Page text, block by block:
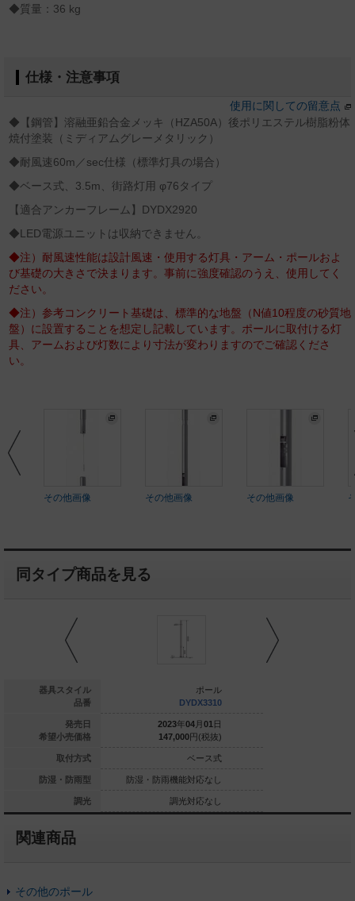
◆質量：36 kg
仕様・注意事項
使用に関しての留意点
◆【鋼管】溶融亜鉛合金メッキ（HZA50A）後ポリエステル樹脂粉体
焼付塗装（ミディアムグレーメタリック）
◆耐風速60m／sec仕様（標準灯具の場合）
◆ベース式、3.5m、街路灯用 φ76タイプ
【適合アンカーフレーム】DYDX2920
◆LED電源ユニットは収納できません。
◆注）耐風速性能は設計風速・使用する灯具・アーム・ポールおよ
び基礎の大きさで決まります。事前に強度確認のうえ、使用してく
ださい。
◆注）参考コンクリート基礎は、標準的な地盤（N値10程度の砂質地
盤）に設置することを想定し記載しています。ポールに取付ける灯
具、アームおよび灯数により寸法が変わりますのでご確認くださ
い。
その他画像 その他画像 その他画像
同タイプ商品を見る
器具スタイル
品番
発売日
希望小売価格
取付方式
防湿・防雨型
調光
ポール
円(税抜)
ベース式
機能対応なし
ポール
DYDX3310
2023年04 月 01 日
147,000円(税抜)
ベース式
防湿・防雨機能対応なし
調光対応なし
関連商品
その他のポール